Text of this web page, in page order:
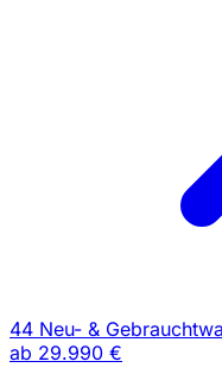
44 Neu- &
ab 29.990 €